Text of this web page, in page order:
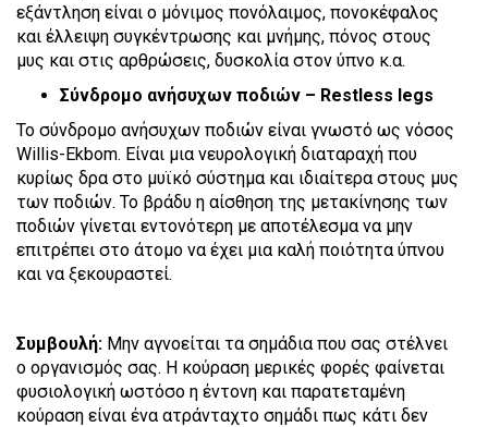
εξάντληση είναι ο μόνιμος πονόλαιμος, πονοκέφαλος
και έλλειψη συγκέντρωσης και μνήμης, πόνος στους
μυς και στις αρθρώσεις, δυσκολία στον ύπνο κ.α.
Σύνδρομο ανήσυχων ποδιών – Restless legs
Το σύνδρομο ανήσυχων ποδιών είναι γνωστό ως νόσος
Willis-Ekbom. Είναι μια νευρολογική διαταραχή που
κυρίως δρα στο μυϊκό σύστημα και ιδιαίτερα στους μυς
των ποδιών. Το βράδυ η αίσθηση της μετακίνησης των
ποδιών γίνεται εντονότερη με αποτέλεσμα να μην
επιτρέπει στο άτομο να έχει μια καλή ποιότητα ύπνου
και να ξεκουραστεί.
Συμβουλή: Μην αγνοείται τα σημάδια που σας στέλνει
ο οργανισμός σας. Η κούραση μερικές φορές φαίνεται
φυσιολογική ωστόσο η έντονη και παρατεταμένη
κούραση είναι ένα ατράνταχτο σημάδι πως κάτι δεν